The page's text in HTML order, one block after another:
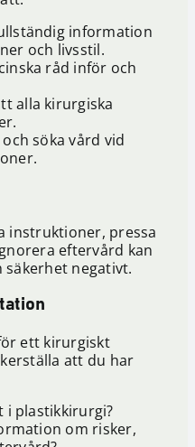
information
och livsstil.
råd inför och
alla kirurgiska
söka vård vid
instruktioner, pressa
eftervård kan
säkerhet negativt.
ett kirurgiskt
att du har
i plastikkirurgi?
om risker,